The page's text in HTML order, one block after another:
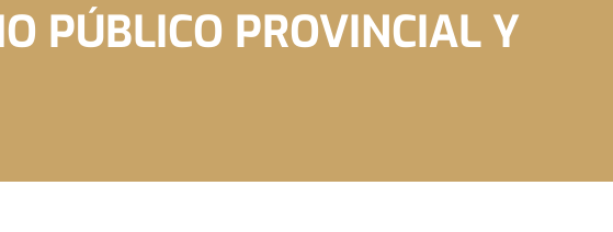
PÚBLICO PROVINCIAL Y